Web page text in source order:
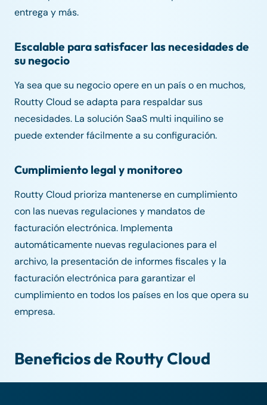
entrega y más.
Escalable para satisfacer las necesidades de
su negocio
Ya sea que su negocio opere en un país o en muchos,
Routty Cloud se adapta para respaldar sus
necesidades. La solución SaaS multi inquilino se
puede extender fácilmente a su configuración.
Cumplimiento legal y monitoreo
Routty Cloud prioriza mantenerse en cumplimiento
con las nuevas regulaciones y mandatos de
facturación electrónica. Implementa
automáticamente nuevas regulaciones para el
archivo, la presentación de informes fiscales y la
facturación electrónica para garantizar el
cumplimiento en todos los países en los que opera su
empresa.
Beneficios de Routty Cloud